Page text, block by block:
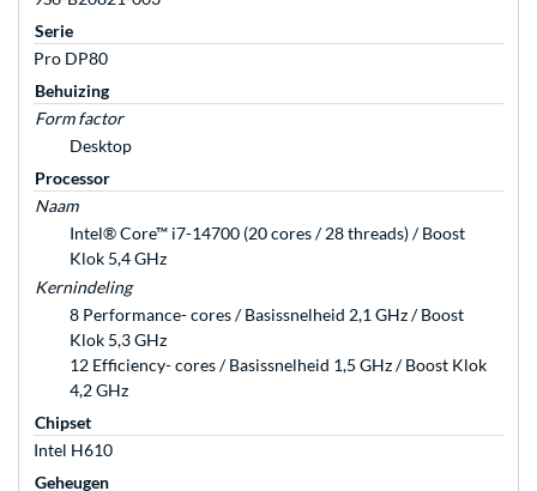
Serie
Pro DP80
Behuizing
Form factor
Desktop
Processor
Naam
Intel® Core™ i7-14700 (20 cores / 28 threads) / Boost
Klok 5,4 GHz
Kernindeling
8 Performance- cores / Basissnelheid 2,1 GHz / Boost
Klok 5,3 GHz
12 Efficiency- cores / Basissnelheid 1,5 GHz / Boost Klok
4,2 GHz
Chipset
Intel H610
Geheugen